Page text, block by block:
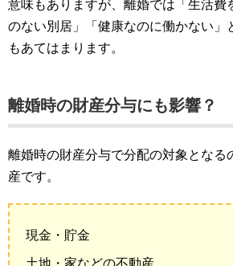
意味もありますが、離婚では「生活費
のない別居」「健康なのに働かない」
もあてはまります。
離婚時の財産分与にも影響？
離婚時の財産分与で分配の対象となる
産です。
現金・貯金
土地・家などの不動産